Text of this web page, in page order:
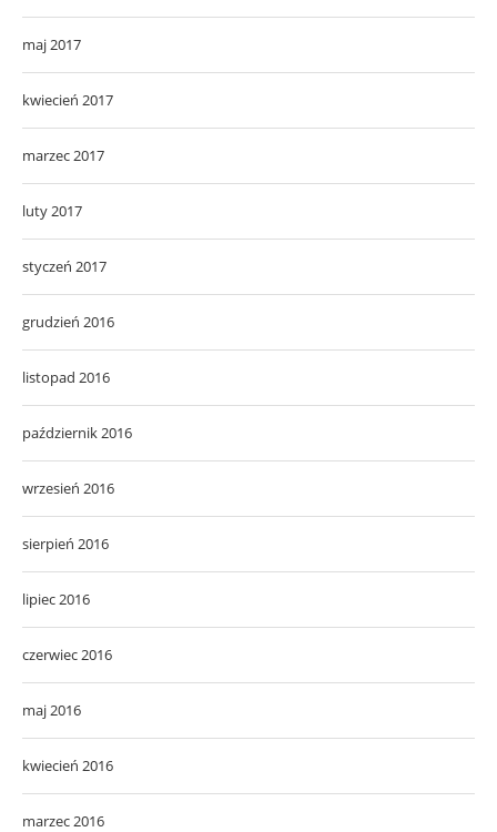
maj 2017
kwiecień 2017
marzec 2017
luty 2017
styczeń 2017
grudzień 2016
listopad 2016
październik 2016
wrzesień 2016
sierpień 2016
lipiec 2016
czerwiec 2016
maj 2016
kwiecień 2016
marzec 2016